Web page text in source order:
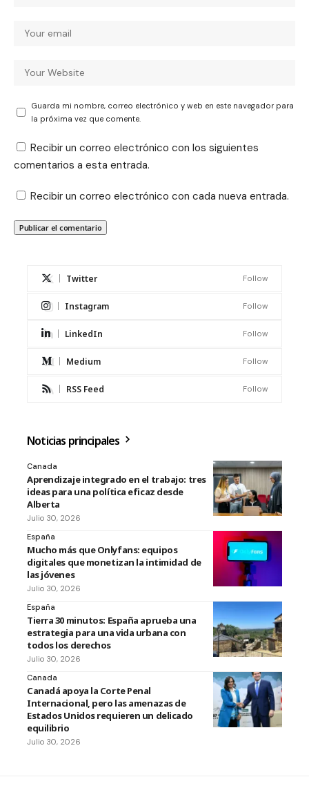
Guarda mi nombre, correo electrónico y web en este navegador para
la próxima vez que comente.
Recibir un correo electrónico con los siguientes
comentarios a esta entrada.
Recibir un correo electrónico con cada nueva entrada.
Twitter Follow
Instagram Follow
LinkedIn Follow
Medium Follow
RSS Feed Follow
Noticias principales
Canada
Aprendizaje integrado en el trabajo: tres
ideas para una política eficaz desde
Alberta
Julio 30, 2026
España
Mucho más que Onlyfans: equipos
digitales que monetizan la intimidad de
las jóvenes
Julio 30, 2026
España
Tierra 30 minutos: España aprueba una
estrategia para una vida urbana con
todos los derechos
Julio 30, 2026
Canada
Canadá apoya la Corte Penal
Internacional, pero las amenazas de
Estados Unidos requieren un delicado
equilibrio
Julio 30, 2026